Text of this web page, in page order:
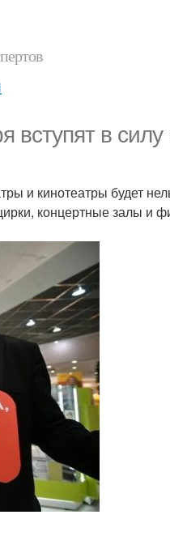
вступят в
и кинотеатры будет
концертные залы и